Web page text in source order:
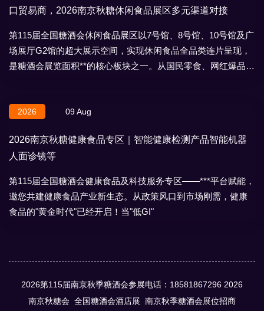
口贸易商，2026南京秋糖休闲食品展区多元渠道对接
第115届全国糖酒会休闲食品展区以7号馆、8号馆、10号馆及广
场展厅G2馆的超大展示空间，实现休闲食品全品类连片呈现，
是糖酒会展览面积**的核心板块之一。从国民零食、网红爆品到
2026 09 Aug
2026南京秋糖健康食品专区｜智能健康检测产品智能机器
人面诊镜等
第115届全国糖酒会健康食品及科技服务专区——***平台赋能，
邀您共建健康食品产业新生态。从政策风口到市场刚需，健康
食品的"黄金时代"已经开启！当"低GI"
2026第115届南京秋季糖酒会参展电话：18581867296 2026
南京秋糖会 全国糖酒会酒店展 南京秋季糖酒会展位招商